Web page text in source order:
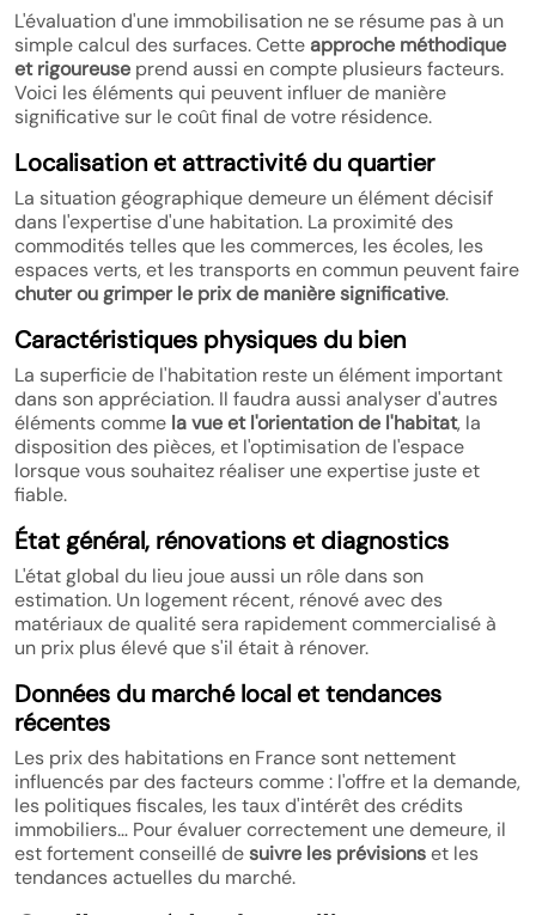
L'évaluation d'une immobilisation ne se résume pas à un
simple calcul des surfaces. Cetteapproche méthodique
et rigoureuse prend aussi en compte plusieurs facteurs.
Voici les éléments qui peuvent influer de manière
significative sur le coût final de votre résidence.
Localisation et attractivité du quartier
La situation géographique demeure un élément décisif
dans l'expertise d'une habitation. La proximité des
commodités telles que les commerces, les écoles, les
espaces verts, et les transports en commun peuvent faire
chuter ou grimper le prix de manière significative.
Caractéristiques physiques du bien
La superficie de l'habitation reste un élément important
dans son appréciation. Il faudra aussi analyser d'autres
éléments comme la vue et l'orientation de l'habitat, la
disposition des pièces, et l'optimisation de l'espace
lorsque vous souhaitez réaliser une expertise juste et
fiable.
État général, rénovations et diagnostics
L'état global du lieu joue aussi un rôle dans son
estimation. Un logement récent, rénové avec des
matériaux de qualité sera rapidement commercialisé à
un prix plus élevé que s'il était à rénover.
Données du marché local et tendances
récentes
Les prix des habitations en France sont nettement
influencés par des facteurs comme : l'offre et la demande,
les politiques fiscales, les taux d'intérêt des crédits
immobiliers… Pour évaluer correctement une demeure, il
est fortement conseillé desuivre les prévisionset les
tendances actuelles du marché.